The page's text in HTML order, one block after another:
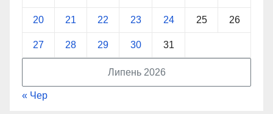
Липень 2026
20 21 22 23 24 25 26
27 28 29 30 31
« Чер